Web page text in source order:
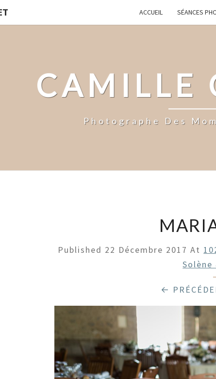
ACCUEIL SÉANCES
CAMILLE
Photographe Des
Published 22 Décembre 2017 At
Solène
←